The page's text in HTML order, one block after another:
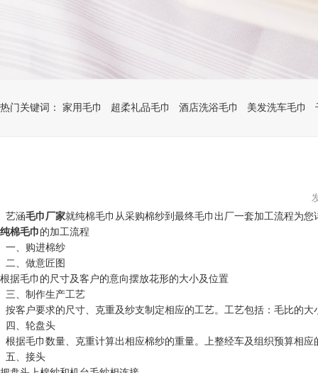
热门关键词： 家用毛巾 超柔礼品毛巾 酒店洗浴毛巾 美发洗车毛巾
艺涵毛巾厂家就纯棉毛巾从采购棉纱到最终毛巾出厂一套加工流程为
纯棉毛巾 的加工流程
一、购进棉纱
二、做意匠图
根据毛巾的尺寸及客户的意向摆放花形的大小及位置
三、制作生产工艺
按客户要求的尺寸、克重及纱支制定相应的工艺。工艺包括：毛比的
四、轮盘头
根据毛巾数量、克重计算出相应棉纱的重量。上整经车及组织预算相
五、接头